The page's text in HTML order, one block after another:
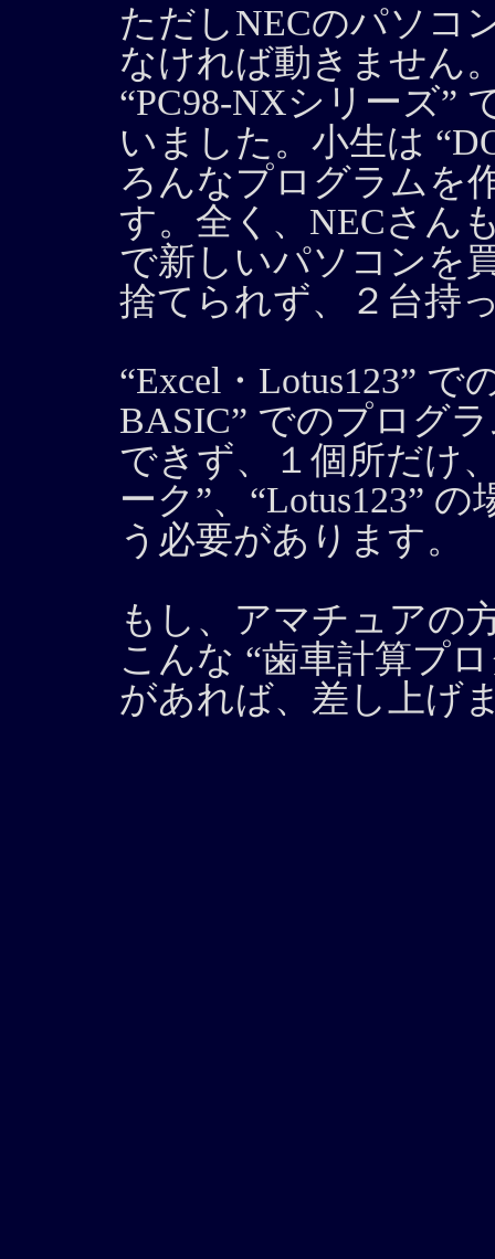
ただしNECのパソコ
なければ動きません
“PC98-NXシリーズ”
いました。小生は
ろんなプログラムを
す。全く、NECさん
で新しいパソコンを
捨てられず、２台持
“Excel・Lotus123”
BASIC” でのプログ
できず、１個所だけ
ーク”、“Lotus123”
う必要があります。
もし、アマチュアの
こんな “歯車計算プ
があれば、差し上げ